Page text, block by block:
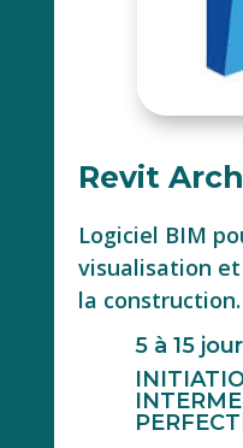
Revit
Logiciel BIM
visualisation
la construction.
5 à 15